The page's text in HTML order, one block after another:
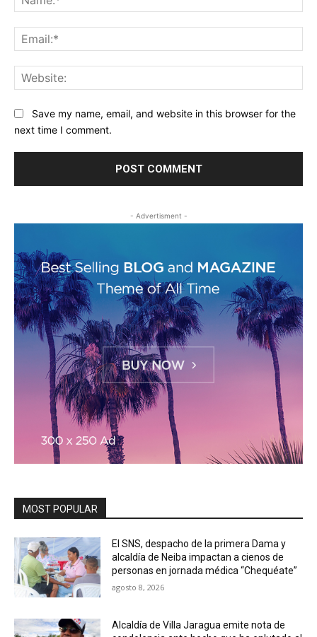
Save my name, email, and website in this browser for the
next time I comment.
- Advertisment -
MOST POPULAR
El SNS, despacho de la primera Dama y
alcaldía de Neiba impactan a cienos de
personas en jornada médica “Chequéate”
agosto 8, 2026
Alcaldía de Villa Jaragua emite nota de